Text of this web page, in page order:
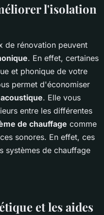
l'isolation
de rénovation peuvent
. En effet, certaines
et phonique de votre
permet d'économiser
. Elle vous
entre les différentes
de chauffage comme
sonores. En effet, ces
systèmes de chauffage
et les aides